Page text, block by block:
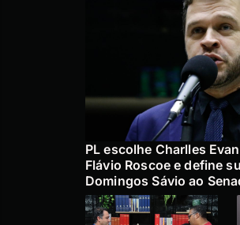
PL escolhe Charlles
Flávio Roscoe e define
Domingos Sávio ao